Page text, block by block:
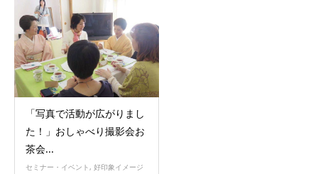
「写真で活動が広がりまし
た！」おしゃべり撮影会お
茶会...
セミナー・イベント, 好印象イメージ